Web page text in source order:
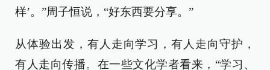
样’。”周子恒说，“好东西要分享。”
从体验出发，有人走向学习，有人走向守护，
有人走向传播。在一些文化学者看来，“学习、